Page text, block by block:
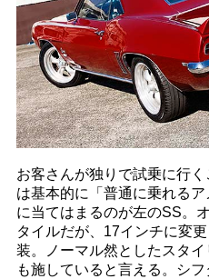
お客さんが独りで試乗に行
は基本的に「普通に乗れる
に当てはまるのが左のSS。
タイルだが、17インチに変
装。ノーマル然としたスタ
も施していると言える。シ